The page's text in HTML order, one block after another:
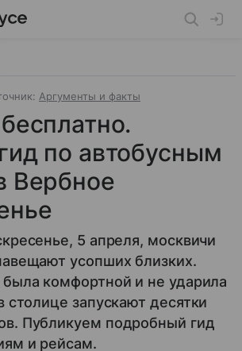
Аргументы и факты
по автобусным
Вербное
5 апреля, москвичи
усопших близких.
комфортной и не ударила
столице запускают десятки
Публикуем подробный гид
и рейсам.